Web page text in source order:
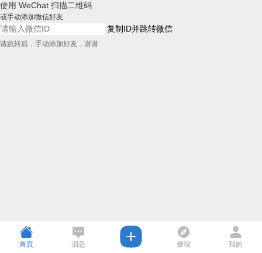
使用 WeChat 扫描二维码
或手动添加微信好友
复制ID并跳转微信
请跳转后，手动添加好友，谢谢
首頁 消息 發現 我的